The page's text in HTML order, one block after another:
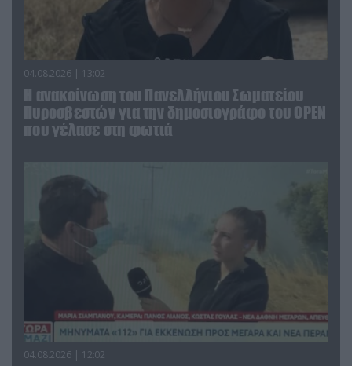
04.08.2026 | 13:02
Η ανακοίνωση του Πανελλήνιου Σωματείου
Πυροσβεστών για την δημοσιογράφο του OPEN
που γέλασε στη φωτιά
04.08.2026 | 12:02